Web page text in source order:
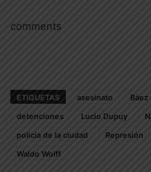
comments
ETIQUETAS asesinato Báez
detenciones
Lucio Dupuy
policia de la ciudad
Represión
Waldo Wolff